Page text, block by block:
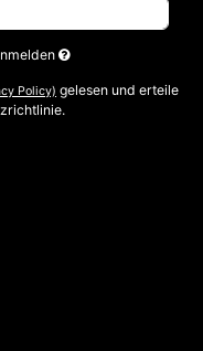
Policy) gelesen und erteile